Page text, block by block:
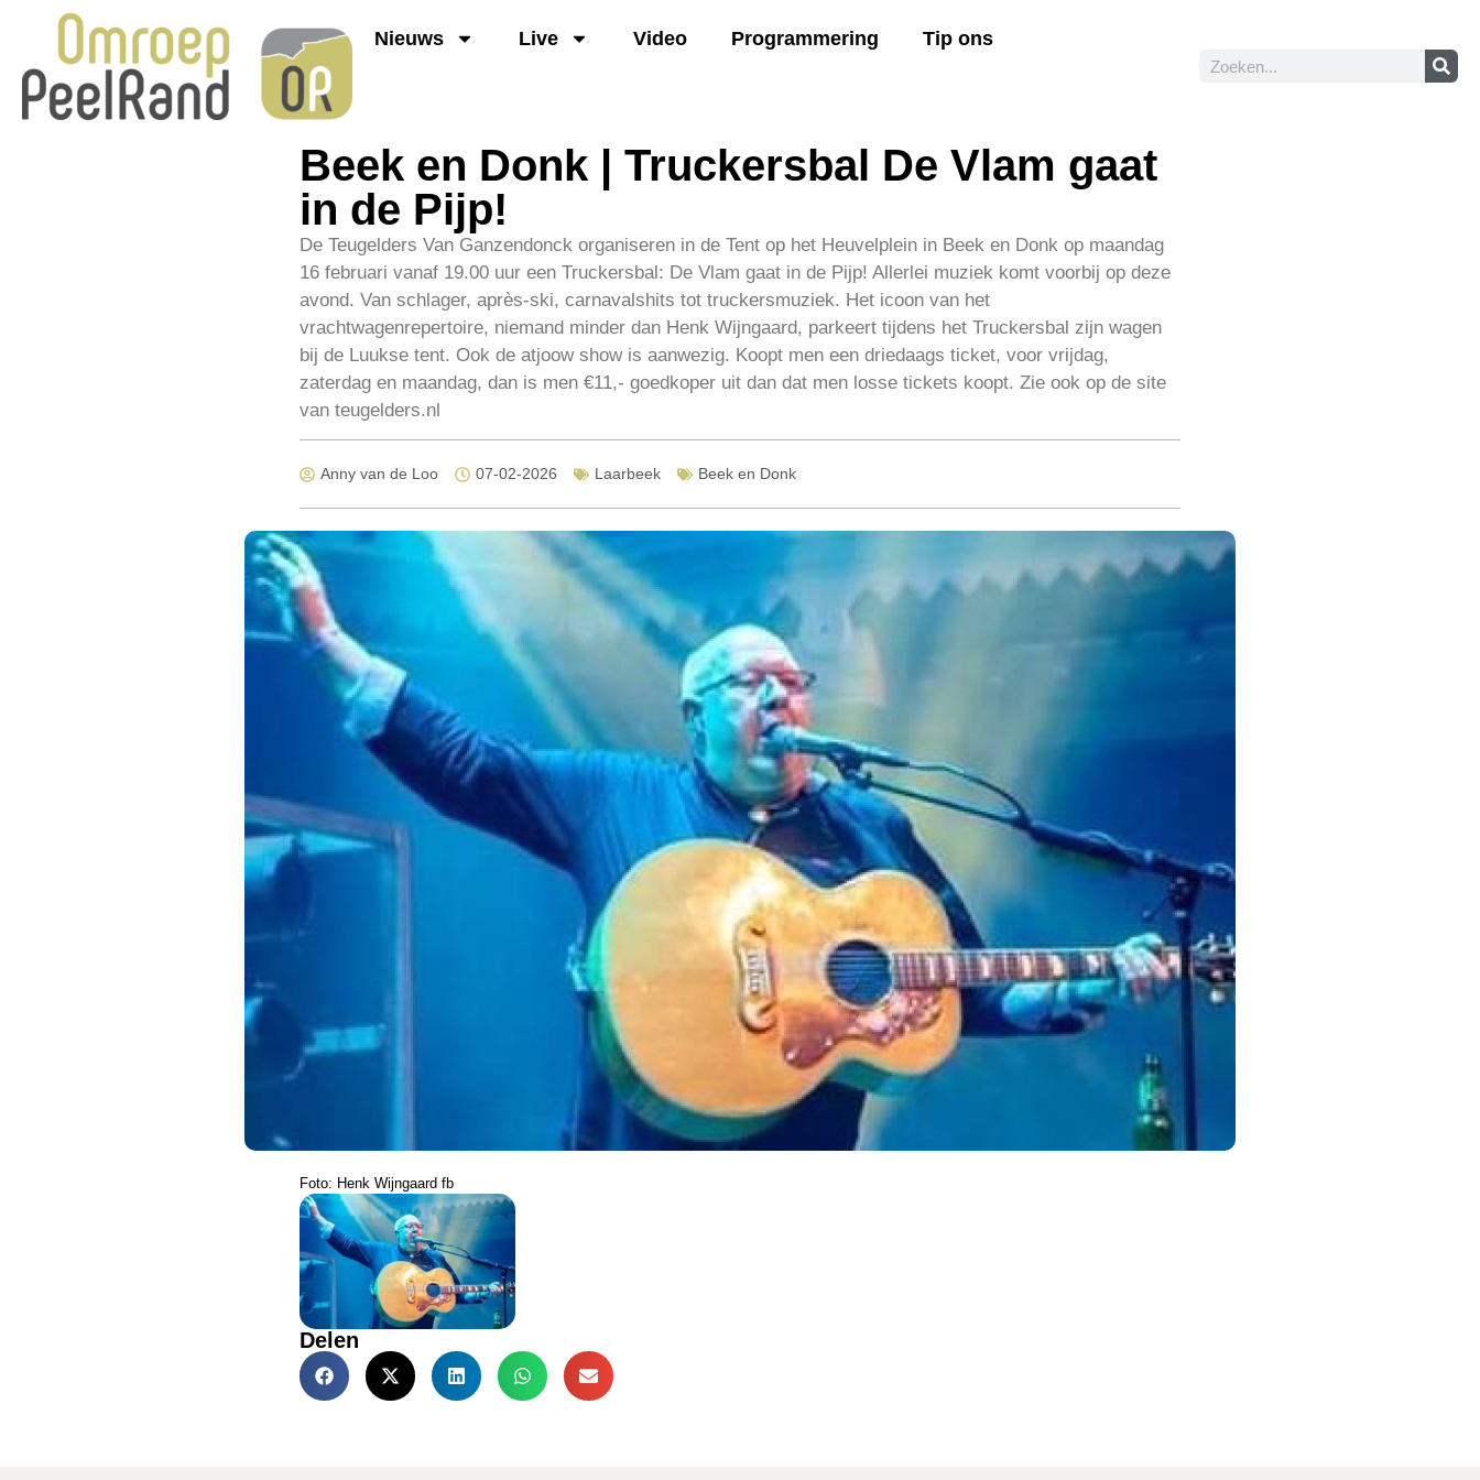
Nieuws Live Video Programmering Tip ons
Beek en Donk | Truckersbal De Vlam gaat
in de Pijp!
De Teugelders Van Ganzendonck organiseren in de Tent op het Heuvelplein in Beek en Donk op maandag
16 februari vanaf 19.00 uur een Truckersbal: De Vlam gaat in de Pijp! Allerlei muziek komt voorbij op deze
avond. Van schlager, après-ski, carnavalshits tot truckersmuziek. Het icoon van het
vrachtwagenrepertoire, niemand minder dan Henk Wijngaard, parkeert tijdens het Truckersbal zijn wagen
bij de Luukse tent. Ook de atjoow show is aanwezig. Koopt men een driedaags ticket, voor vrijdag,
zaterdag en maandag, dan is men €11,- goedkoper uit dan dat men losse tickets koopt. Zie ook op de site
van teugelders.nl
Anny van de Loo 07-02-2026 Laarbeek Beek en Donk
Foto: Henk Wijngaard fb
Delen